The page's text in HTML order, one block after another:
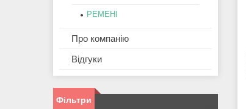
РЕМЕНІ
Про компанію
Відгуки
Фільтри